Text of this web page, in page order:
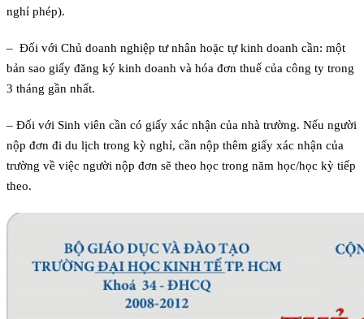
nghỉ phép).
– Đối với Chủ doanh nghiệp tư nhân hoặc tự kinh doanh cần: một
bản sao giấy đăng ký kinh doanh và hóa đơn thuế của công ty trong
3 tháng gần nhất.
– Đối với Sinh viên cần có giấy xác nhận của nhà trường. Nếu người
nộp đơn đi du lịch trong kỳ nghỉ, cần nộp thêm giấy xác nhận của
trường về việc người nộp đơn sẽ theo học trong năm học/học kỳ tiếp
theo.